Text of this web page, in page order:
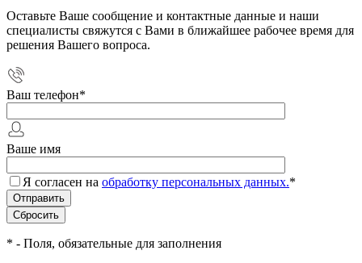
Оставьте Ваше сообщение и контактные данные и наши
специалисты свяжутся с Вами в ближайшее рабочее время для
решения Вашего вопроса.
Ваш телефон*
Ваше имя
Я согласен на обработку персональных данных.*
* - Поля, обязательные для заполнения